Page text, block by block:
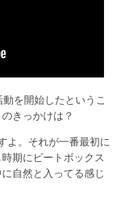
を開始したというこ
きっかけは？
よ。それが一番最初に
期にビートボックス
自然と入ってる感じ